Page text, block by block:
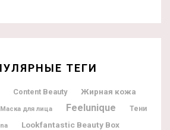
ТЕГИ
Content Beauty
Жирная кожа
Маска для лица Feelunique
Тени
Lookfantastic Beauty Box